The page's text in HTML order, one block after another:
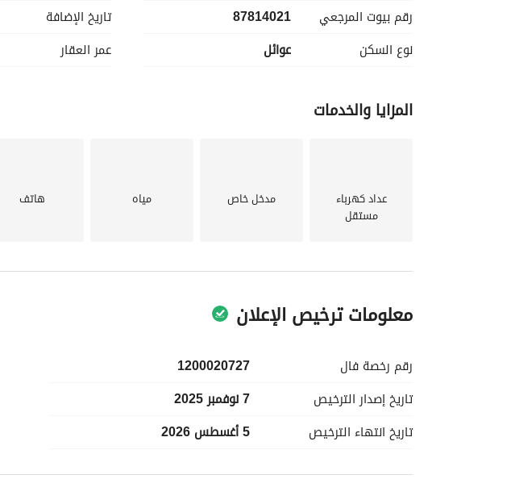
رقم بيوت المرجعي
87814021
نوع السكن
عوائل
تاريخ الإضافة
عمر العقار
المزايا والخدمات
عداد كهرباء
مستقل
مدخل خاص مياه هاتف
معلومات ترخيص الإعلان
رقم رخصة فال
1200020727
تاريخ إصدار الترخيص
7 نوفمبر 2025
تاريخ انتهاء الترخيص 5 أغسطس 2026